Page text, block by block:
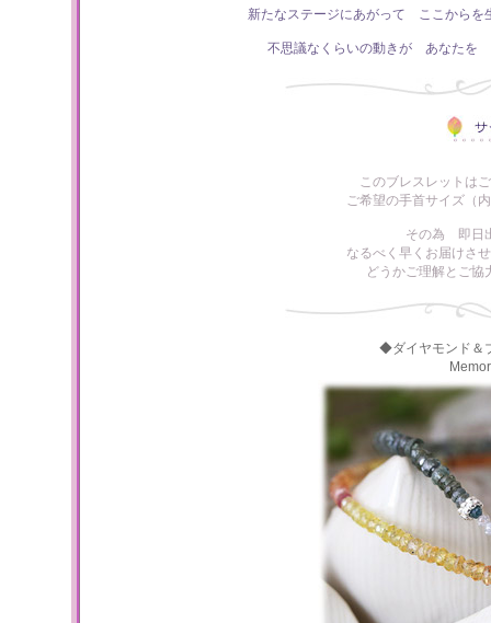
新たなステージにあがって ここから
不思議なくらいの動きが あなたを
このブレスレットは
ご希望の手首サイズ（
その為 即日
なるべく早くお届けさ
どうかご理解とご協
◆ダイヤモンド＆